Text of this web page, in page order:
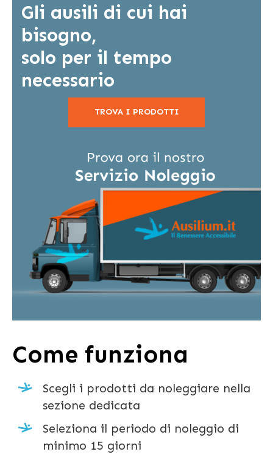
Gli ausili di cui hai
bisogno,
solo per il tempo
necessario
TROVA I PRODOTTI
Come funziona
Scegli i prodotti da noleggiare nella
sezione dedicata
Seleziona il periodo di noleggio di
minimo 15 giorni